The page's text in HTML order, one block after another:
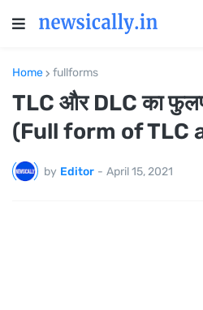
Home fullforms
TLC और DLC का
(Full form of TLC
by Editor - April 15, 2021